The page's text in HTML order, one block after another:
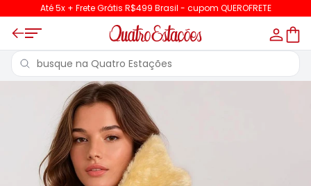
Até 5x + Frete Grátis R$499 Brasil - cupom QUEROFRETE